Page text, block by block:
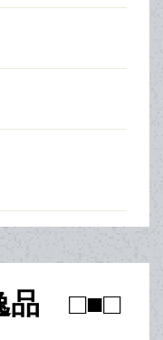
品 □■□